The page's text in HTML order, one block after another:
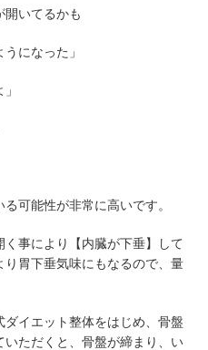
開いてるかも
になった」
可能性が非常に高いです。
事により【内臓が下垂】して
胃下垂気味にもなるので、量
イエット整体をはじめ、骨盤
ただくと、骨盤が締まり、い